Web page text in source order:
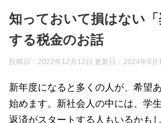
知っておいて損はない
する税金のお話
投稿日：2022年12月12日 更新日： 2024年6月
新年度になると多くの人が、希望
始めます。新社会人の中には、学
返済がスタートする人もいるかもし